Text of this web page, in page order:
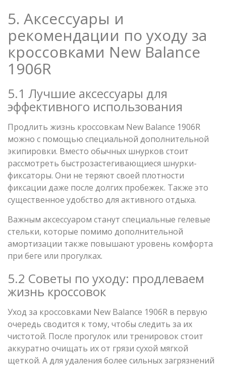
5. Аксессуары и
рекомендации по уходу за
кроссовками New Balance
1906R
5.1 Лучшие аксессуары для
эффективного использования
Продлить жизнь кроссовкам New Balance 1906R
можно с помощью специальной дополнительной
экипировки. Вместо обычных шнурков стоит
рассмотреть быстрозастегивающиеся шнурки-
фиксаторы. Они не теряют своей плотности
фиксации даже после долгих пробежек. Также это
существенное удобство для активного отдыха.
Важным аксессуаром станут специальные гелевые
стельки, которые помимо дополнительной
амортизации также повышают уровень комфорта
при беге или прогулках.
5.2 Советы по уходу: продлеваем
жизнь кроссовок
Уход за кроссовками New Balance 1906R в первую
очередь сводится к тому, чтобы следить за их
чистотой. После прогулок или тренировок стоит
аккуратно очищать их от грязи сухой мягкой
щеткой. А для удаления более сильных загрязнений